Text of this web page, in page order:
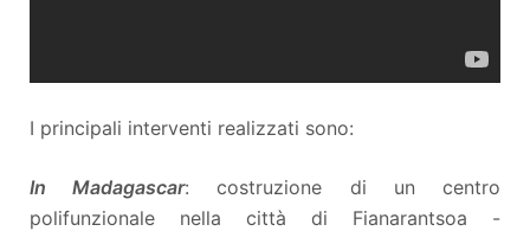
I principali interventi realizzati sono:
In Madagascar: costruzione di un centro
polifunzionale nella città di Fianarantsoa -